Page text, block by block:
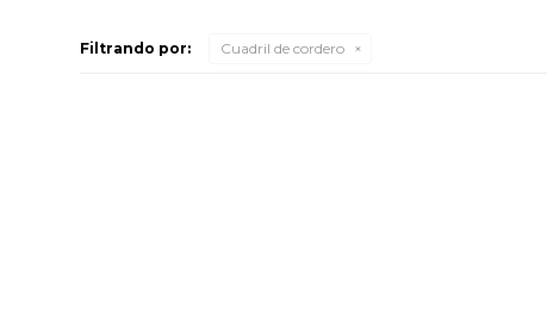
Filtrando por: Cuadril de cordero